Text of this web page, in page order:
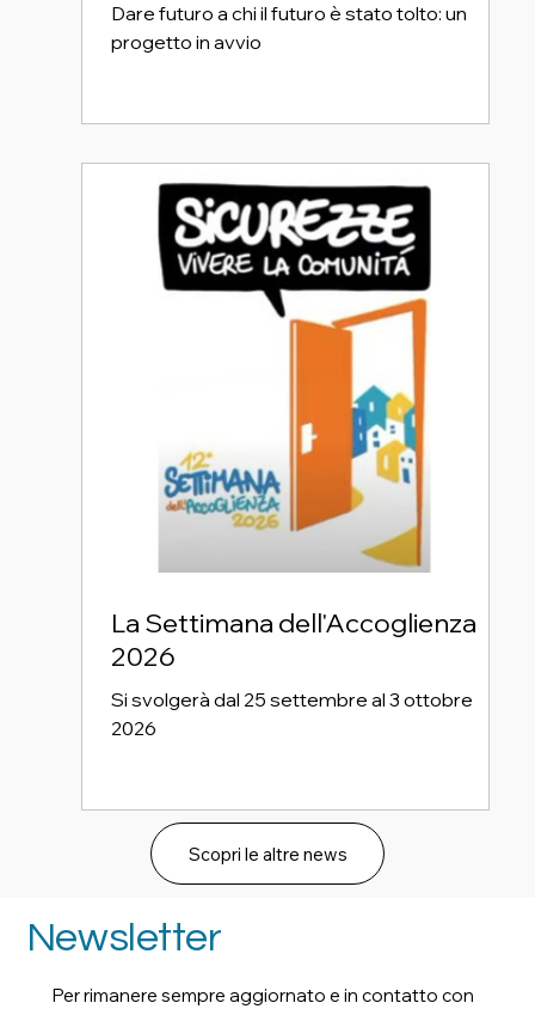
Dare futuro a chi il futuro è stato tolto: un
progetto in avvio
La Settimana dell'Accoglienza
2026
Si svolgerà dal 25 settembre al 3 ottobre
2026
Scopri le altre news
Newsletter
Per rimanere sempre aggiornato e in contatto con